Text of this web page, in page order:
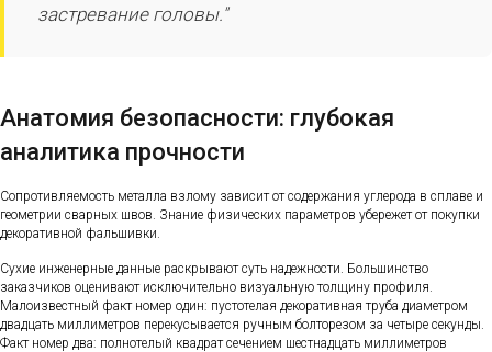
застревание головы."
Анатомия безопасности: глубокая
аналитика прочности
Сопротивляемость металла взлому зависит от содержания углерода в сплаве и
геометрии сварных швов. Знание физических параметров убережет от покупки
декоративной фальшивки.
Сухие инженерные данные раскрывают суть надежности. Большинство
заказчиков оценивают исключительно визуальную толщину профиля.
Малоизвестный факт номер один: пустотелая декоративная труба диаметром
двадцать миллиметров перекусывается ручным болторезом за четыре секунды.
Факт номер два: полнотелый квадрат сечением шестнадцать миллиметров